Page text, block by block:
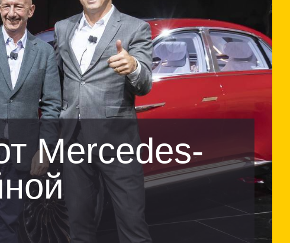
Mercedes-